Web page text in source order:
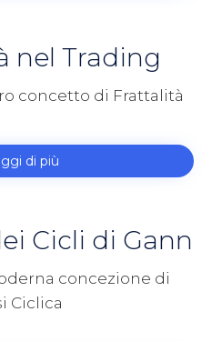
nel Trading
concetto di Frattalità
di più
Cicli di Gann
concezione di
Ciclica